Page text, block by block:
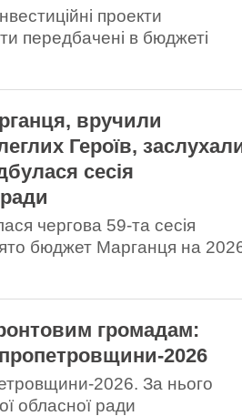
проекти
передбачені в бюджеті
вручили
Героїв,
сесія
чергова 59-та сесія
бюджет Марганця на
громадам:
2026
2026. За нього
обласної ради